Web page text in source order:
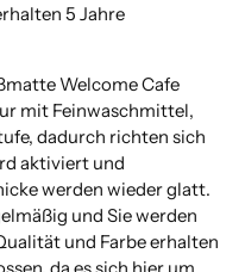
5 Jahre
Welcome Cafe
mit Feinwaschmittel,
dadurch richten sich
aktiviert und
werden wieder glatt.
und Sie werden
und Farbe erhalten
da es sich hier um